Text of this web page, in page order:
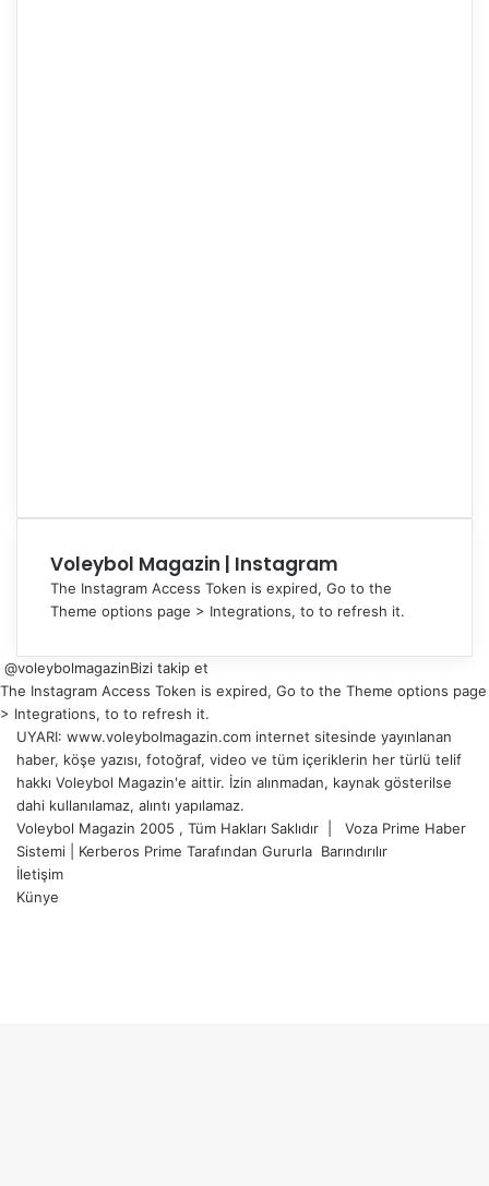
Voleybol Magazin | Instagram
The Instagram Access Token is expired, Go to the
Theme options page > Integrations, to to refresh it.
@voleybolmagazinBizi takip et
The Instagram Access Token is expired, Go to the Theme options page
> Integrations, to to refresh it.
UYARI: www.voleybolmagazin.com internet sitesinde yayınlanan
haber, köşe yazısı, fotoğraf, video ve tüm içeriklerin her türlü telif
hakkı Voleybol Magazin'e aittir. İzin alınmadan, kaynak gösterilse
dahi kullanılamaz, alıntı yapılamaz.
Voleybol Magazin 2005 , Tüm Hakları Saklıdır | Voza Prime Haber
Sistemi
Kerberos Prime Tarafından Gururla Barındırılır
İletişim
Künye